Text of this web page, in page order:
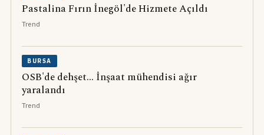
Pastalina Fırın İnegöl'de Hizmete Açıldı
Trend
BURSA
OSB'de dehşet... İnşaat mühendisi ağır
yaralandı
Trend